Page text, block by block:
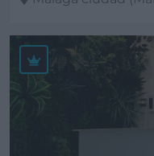
Ver más